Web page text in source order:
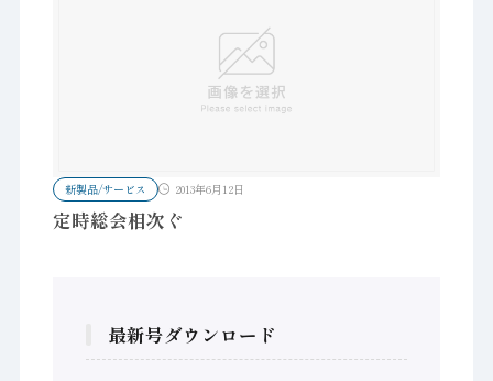
新製品/サービス 2013年6月12日
定時総会相次ぐ
最新号ダウンロード